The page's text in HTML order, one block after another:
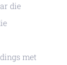
die
met